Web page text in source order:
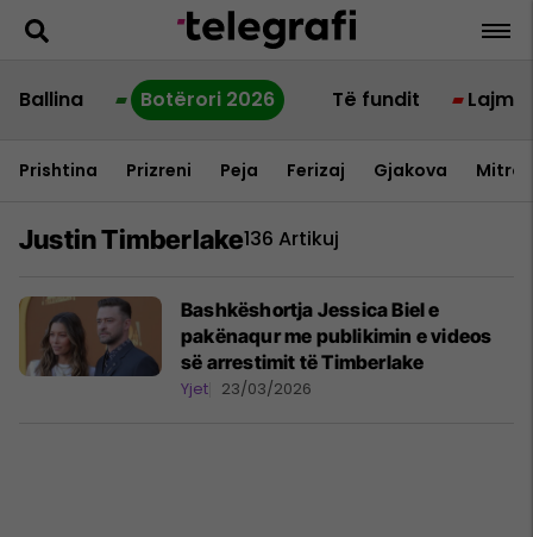
Ballina Botërori 2026 Të fundit Lajme
Prishtina Prizreni Peja Ferizaj Gjakova
Justin Timberlake136 Artikuj
Bashkëshortja Jessica Biel e
pakënaqur me publikimin e videos
së arrestimit të Timberlake
Yjet 23/03/2026